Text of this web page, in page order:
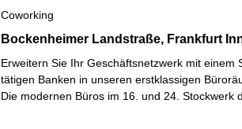
Coworking
Bockenheimer Landstraße 2-4, Frankfurt
Bockenheimer Landstraße, Frankfurt
Erweitern Sie Ihr Geschäftsnetzwerk mit einem
tätigen Banken in unseren erstklassigen
Die modernen Büros im 16. und 24. Stockwerk